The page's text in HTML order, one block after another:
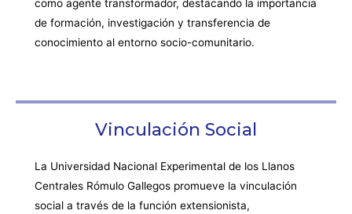
como agente transformador, destacando la importancia
de formación, investigación y transferencia de
conocimiento al entorno socio-comunitario.
Vinculación Social
La Universidad Nacional Experimental de los Llanos
Centrales Rómulo Gallegos promueve la vinculación
social a través de la función extensionista,